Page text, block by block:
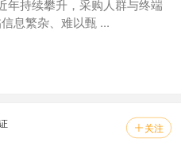
年持续攀升，采购人群与终端
息繁杂、难以甄 ...
 关注